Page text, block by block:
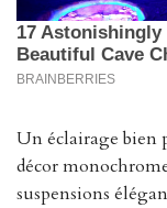
Un éclairage bien
décor
suspensions